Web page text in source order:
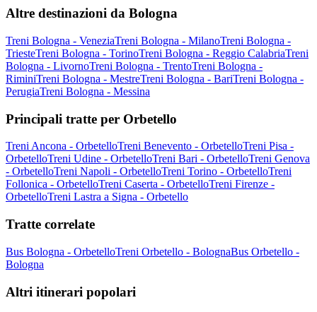
Altre destinazioni da Bologna
Treni Bologna - VeneziaTreni Bologna - MilanoTreni Bologna -
TriesteTreni Bologna - TorinoTreni Bologna - Reggio CalabriaTreni
Bologna - LivornoTreni Bologna - TrentoTreni Bologna -
RiminiTreni Bologna - MestreTreni Bologna - BariTreni Bologna -
PerugiaTreni Bologna - Messina
Principali tratte per Orbetello
Treni Ancona - OrbetelloTreni Benevento - OrbetelloTreni Pisa -
OrbetelloTreni Udine - OrbetelloTreni Bari - OrbetelloTreni Genova
- OrbetelloTreni Napoli - OrbetelloTreni Torino - OrbetelloTreni
Follonica - OrbetelloTreni Caserta - OrbetelloTreni Firenze -
OrbetelloTreni Lastra a Signa - Orbetello
Tratte correlate
Bus Bologna - OrbetelloTreni Orbetello - BolognaBus Orbetello -
Bologna
Altri itinerari popolari